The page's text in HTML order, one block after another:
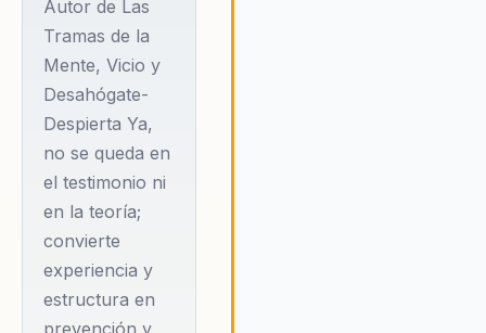
y espiritualidad, pero
también a construir
disciplina mental y
responsabilidad
cotidiana para salir
de la dependencia.
De ahí nació su
concepto de Las
Tramas de la Mente,
Autor de Las
Tramas de la
Mente, Vicio y
Desahógate-
Despierta Ya,
no se queda en
el testimonio ni
en la teoría;
convierte
experiencia y
estructura en
prevención y